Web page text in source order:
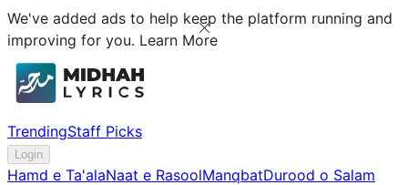
We've added ads to help keep the platform running and
improving for you. Learn More
TrendingStaff Picks
Login
Hamd e Ta'alaNaat e RasoolManqbatDurood o Salam